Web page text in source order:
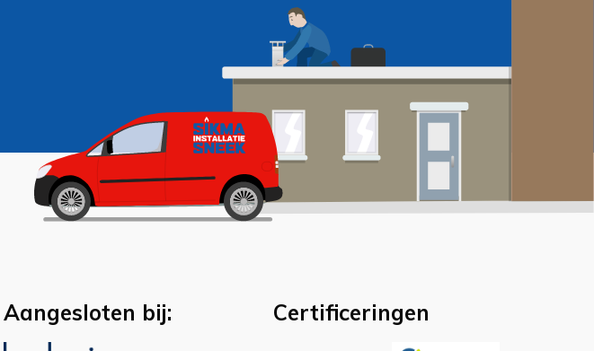
Aangesloten bij: Certificeringen